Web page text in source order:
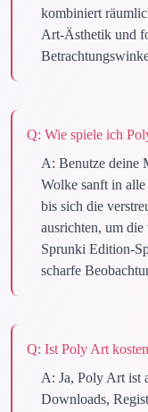
kombiniert
Art-Ästhetik und
Q: Wie spiele ich
A: Benutze deine
Wolke sanft in
bis sich die
ausrichten, um
Sprunki Edition-
scharfe
Q: Ist Poly Art
A: Ja, Poly Art ist
Downloads,